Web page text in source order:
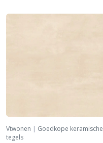
Vtwonen | Goedkope keramische
tegels